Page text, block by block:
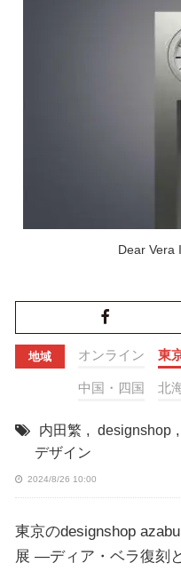
Dear Vera
地域 オンライン 東
中国・四国 北
内田繁 , designshop ,
デザイン
2024/8/26 10:00
東京のdesignshop
展 ―ディア・ベラ復刻